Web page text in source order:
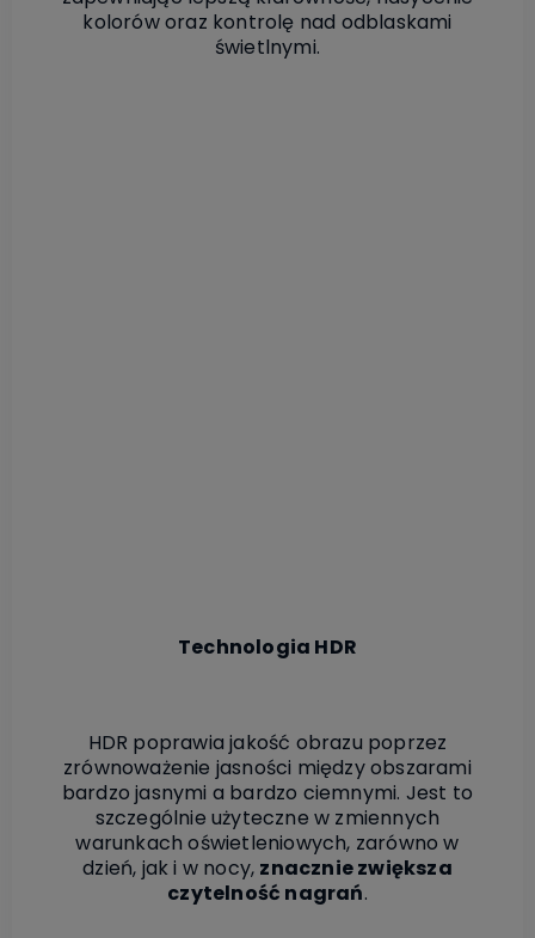
kolorów oraz kontrolę nad odblaskami
świetlnymi.
Technologia HDR
HDR poprawia jakość obrazu poprzez
zrównoważenie jasności między obszarami
bardzo jasnymi a bardzo ciemnymi. Jest to
szczególnie użyteczne w zmiennych
warunkach oświetleniowych, zarówno w
dzień, jak i w nocy, znacznie zwiększa
czytelność nagrań.